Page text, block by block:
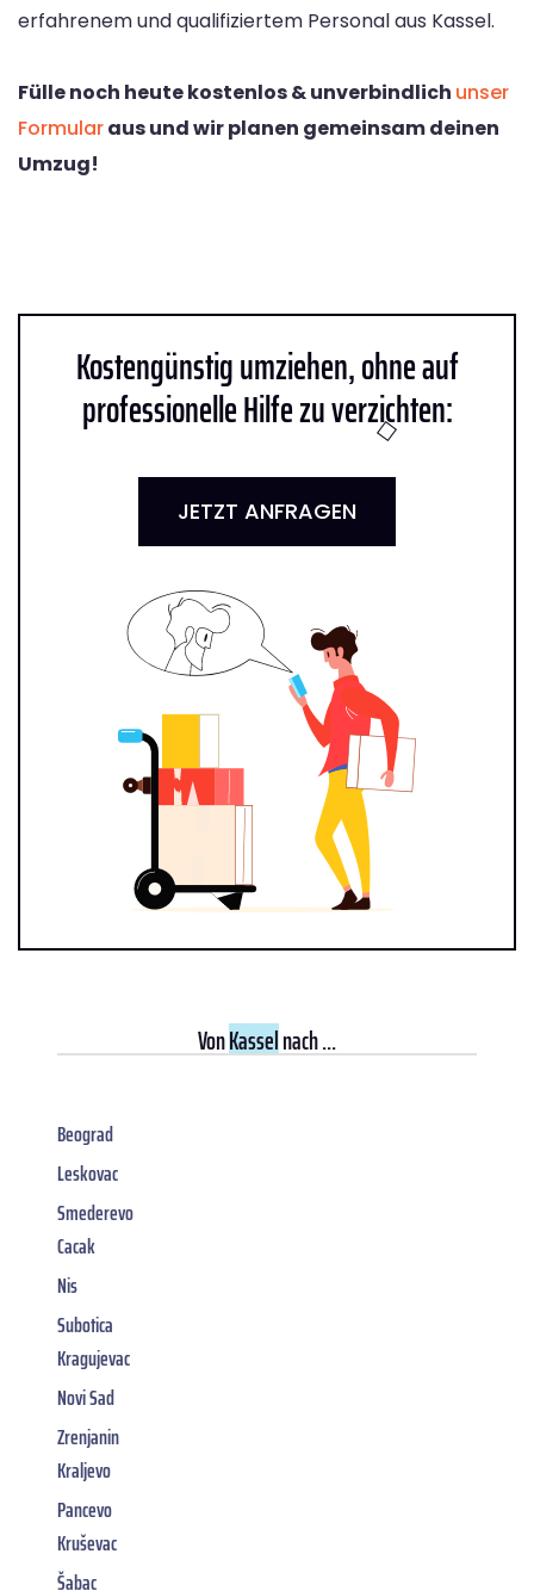
erfahrenem und qualifiziertem Personal aus Kassel.
Fülle noch heute kostenlos & unverbindlich unser
Formularaus und wir planen gemeinsam deinen
Umzug!
Kostengünstig umziehen, ohne auf
professionelle Hilfe zu verzichten:
JETZT ANFRAGEN
VonKasselnach ...
Beograd
Leskovac
Smederevo
Cacak
Nis
Subotica
Kragujevac
Novi Sad
Zrenjanin
Kraljevo
Pancevo
Kruševac
Šabac